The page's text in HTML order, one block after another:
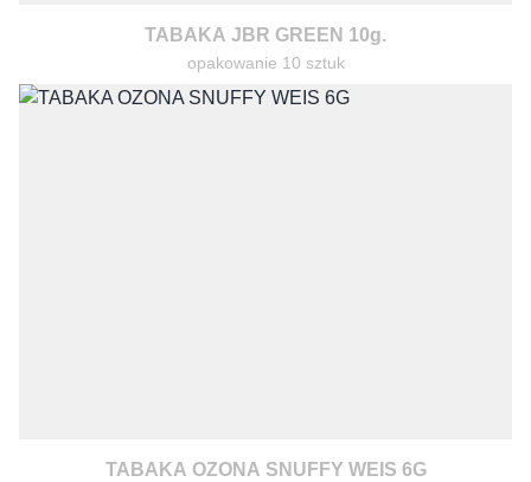
TABAKA JBR GREEN 10g.
opakowanie 10 sztuk
TABAKA OZONA SNUFFY WEIS 6G